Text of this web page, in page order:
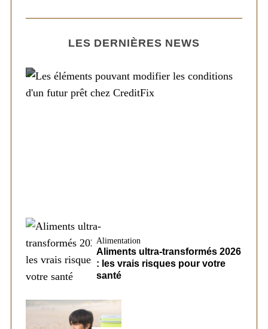
LES DERNIÈRES NEWS
Alimentation
Aliments ultra-transformés 2026
: les vrais risques pour votre
santé